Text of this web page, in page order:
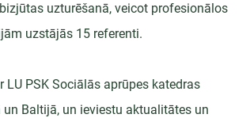
uzturēšanā, veicot profesionālos
uzstājās 15 referenti.
PSK Sociālās aprūpes katedras
Baltijā, un ieviestu aktualitātes un